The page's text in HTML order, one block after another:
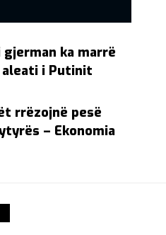
ka marrë
aleati i Putinit
rrëzojnë pesë
– Ekonomia